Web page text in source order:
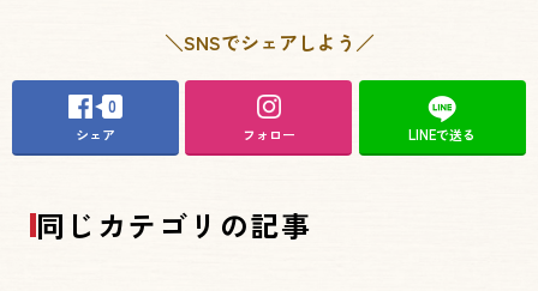
＼SNSでシェアしよう／
0
シェア フォロー LINEで送る
同じカテゴリの記事